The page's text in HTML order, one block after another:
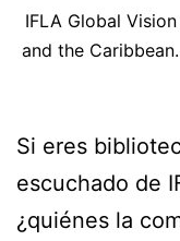
IFLA Global
and the
Si eres
escuchado de
¿quiénes la